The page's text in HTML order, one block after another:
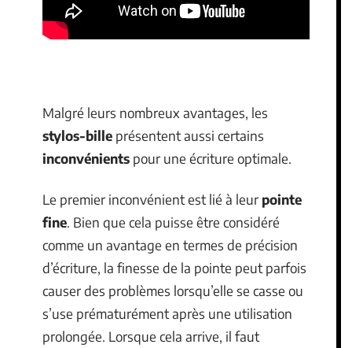
Malgré leurs nombreux avantages, les
stylos-bille présentent aussi certains
inconvénients pour une écriture optimale.
Le premier inconvénient est lié à leur pointe
fine. Bien que cela puisse être considéré
comme un avantage en termes de précision
d’écriture, la finesse de la pointe peut parfois
causer des problèmes lorsqu’elle se casse ou
s’use prématurément après une utilisation
prolongée. Lorsque cela arrive, il faut